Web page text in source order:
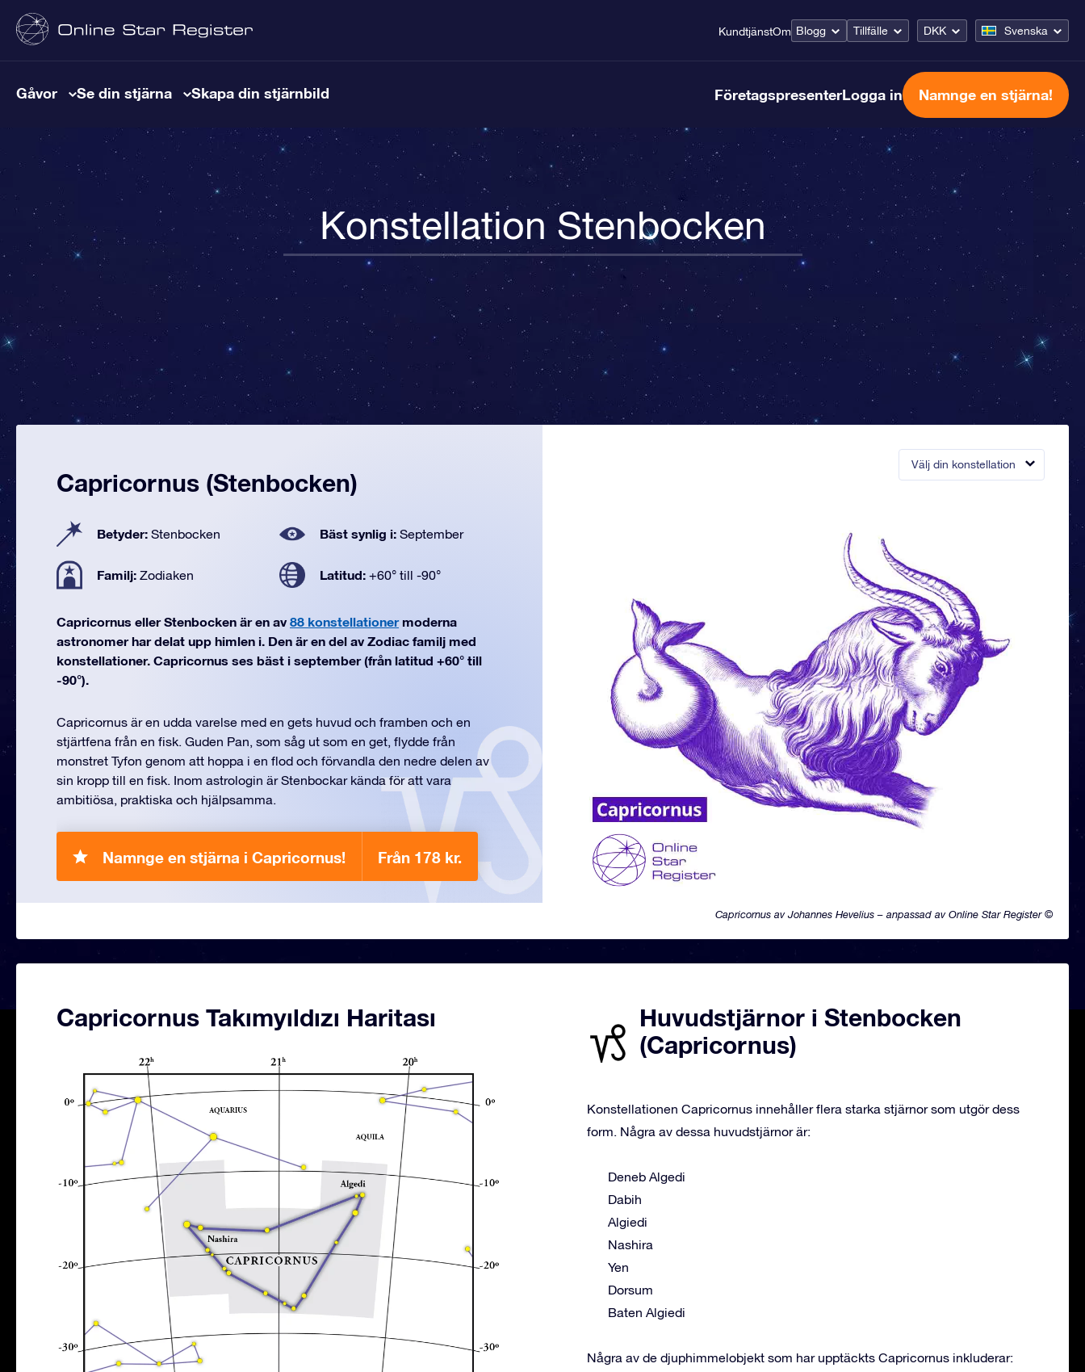
KundtjänstOm Blogg Tillfälle DKK Svenska
Gåvor Se din stjärna Skapa din stjärnbild FöretagspresenterLogga in Namnge en stjärna!
Konstellation Stenbocken
Välj din konstellation
Capricornus av Johannes Hevelius – anpassad av Online Star Register ©
Capricornus (Stenbocken)
Betyder: Stenbocken Bäst synlig i: September
Familj: Zodiaken Latitud: +60° till -90°
Capricornus eller Stenbocken är en av 88 konstellationermoderna
astronomer har delat upp himlen i. Den är en del av Zodiac familj med
konstellationer. Capricornus ses bäst i september (från latitud +60° till
-90°).
Capricornus är en udda varelse med en gets huvud och framben och en
stjärtfena från en fisk. Guden Pan, som såg ut som en get, flydde från
monstret Tyfon genom att hoppa i en flod och förvandla den nedre delen av
sin kropp till en fisk. Inom astrologin är Stenbockar kända för att vara
ambitiösa, praktiska och hjälpsamma.
Namnge en stjärna i Capricornus! Från 178 kr.
Capricornus Takımyıldızı Haritası
Huvudstjärnor i Stenbocken
(Capricornus)
Konstellationen Capricornus innehåller flera starka stjärnor som utgör dess
form. Några av dessa huvudstjärnor är:
Deneb Algedi
Dabih
Algiedi
Nashira
Yen
Dorsum
Baten Algiedi
Några av de djuphimmelobjekt som har upptäckts Capricornus inkluderar: